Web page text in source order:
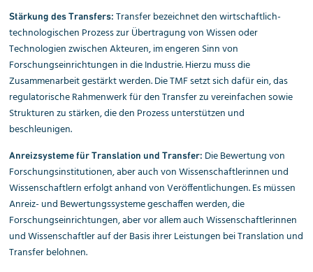
Stärkung des Transfers: Transfer bezeichnet den wirtschaftlich-
technologischen Prozess zur Übertragung von Wissen oder
Technologien zwischen Akteuren, im engeren Sinn von
Forschungseinrichtungen in die Industrie. Hierzu muss die
Zusammenarbeit gestärkt werden. Die TMF setzt sich dafür ein, das
regulatorische Rahmenwerk für den Transfer zu vereinfachen sowie
Strukturen zu stärken, die den Prozess unterstützen und
beschleunigen.
Anreizsysteme für Translation und Transfer: Die Bewertung von
Forschungsinstitutionen, aber auch von Wissenschaftlerinnen und
Wissenschaftlern erfolgt anhand von Veröffentlichungen. Es müssen
Anreiz- und Bewertungssysteme geschaffen werden, die
Forschungseinrichtungen, aber vor allem auch Wissenschaftlerinnen
und Wissenschaftler auf der Basis ihrer Leistungen bei Translation und
Transfer belohnen.